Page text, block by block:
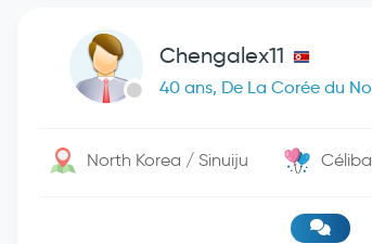
Chengalex11
40 ans, De La Corée du
North Korea / Sinuiju